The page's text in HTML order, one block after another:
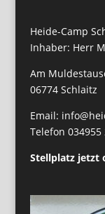
Heide-Camp
Inhaber: Herr
Am
06774 Schlaitz
Email:
Telefon 034955
Stellplatz jetzt